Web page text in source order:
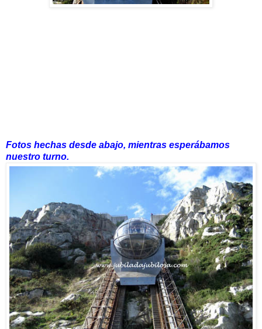
Fotos hechas desde abajo, mientras esperábamos
nuestro turno.